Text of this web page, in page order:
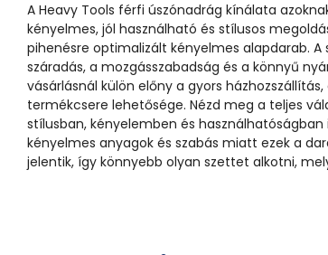
A Heavy Tools férfi úszónadrág kínálata
kényelmes, jól használható és stílusos
pihenésre optimalizált kényelmes alapdarab.
száradás, a mozgásszabadság és a könnyű
vásárlásnál külön előny a gyors
termékcsere lehetősége. Nézd meg a teljes
stílusban, kényelemben és
kényelmes anyagok és szabás miatt ezek a
jelentik, így könnyebb olyan szettet alkotni,